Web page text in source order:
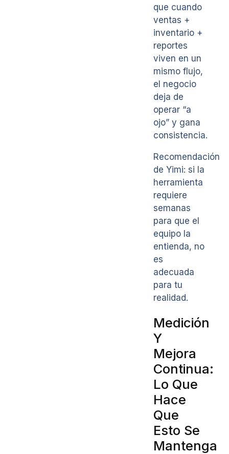
que cuando
ventas +
inventario +
reportes
viven en un
mismo flujo,
el negocio
deja de
operar “a
ojo” y gana
consistencia.
Recomendación
de Yimi: si la
herramienta
requiere
semanas
para que el
equipo la
entienda, no
es
adecuada
para tu
realidad.
Medición
Y
Mejora
Continua:
Lo Que
Hace
Que
Esto Se
Mantenga